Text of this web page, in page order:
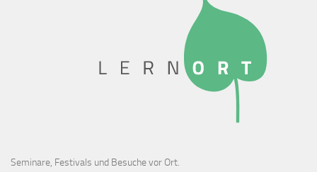
Seminare, Festivals und Besuche vor Ort.